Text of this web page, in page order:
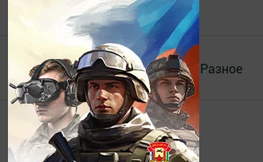
Контакты Документы Разное